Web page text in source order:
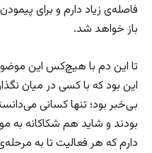
فاصله‌ی زیاد دارم و برای
باز خواهد شد.
تا این دم با هیچ‌کس این
این بود که با کسی در میان
بی‌خبر بود؛ تنها کسانی
بودند و شاید هم شکاکانه به
دارم که هر فعالیت تا به